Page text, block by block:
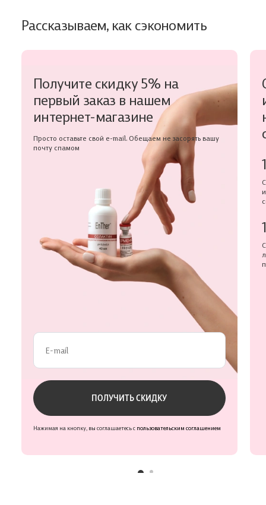
Рассказываем, как сэкономить
Получите скидку 5% на
первый заказ в нашем
интернет-магазине
Просто оставьте свой e-mail. Обещаем не засорять вашу
почту спамом
ПОЛУЧИТЬ СКИДКУ
Нажимая на кнопку, вы соглашаетесь с пользовательским соглашением